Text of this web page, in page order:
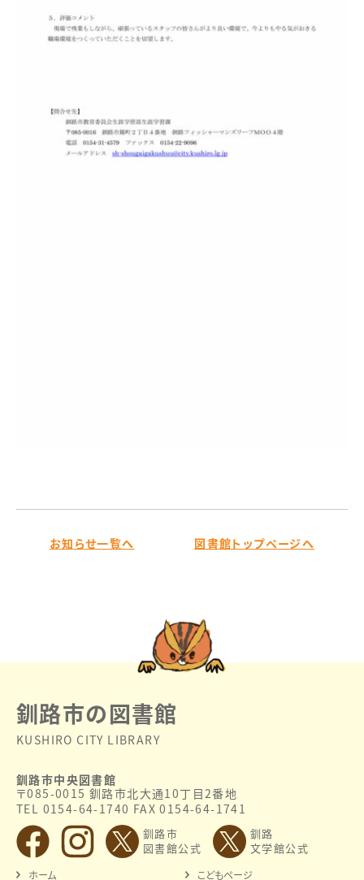
お知らせ一覧へ 図書館トップページへ
釧路市の図書館
KUSHIRO CITY LIBRARY
釧路市中央図書館
〒085-0015 釧路市北大通10丁目2番地
TEL 0154-64-1740 FAX 0154-64-1741
釧路市
図書館公式
釧路
文学館公式
ホーム こどもページ